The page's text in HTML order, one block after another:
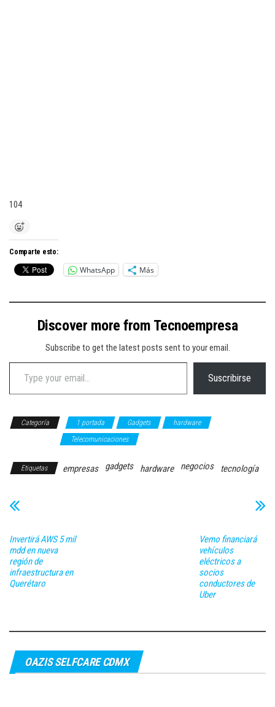
104
Comparte esto:
WhatsApp Más
Discover more from Tecnoempresa
Subscribe to get the latest posts sent to your email.
Type your email…
Suscribirse
Categoría 1 portada Gadgets
hardware
Telecomunicaciones
Etiquetas empresas gadgets hardware negocios tecnología
Invertirá AWS 5 mil
mdd en nueva
región de
infraestructura en
Querétaro
Vemo financiará
vehículos
eléctricos a
socios
conductores de
Uber
OAZIS SELFCARE CDMX